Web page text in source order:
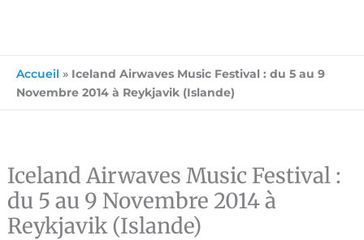
Accueil » Iceland Airwaves Music Festival : du 5 au 9
Novembre 2014 à Reykjavik (Islande)
Iceland Airwaves Music Festival :
du 5 au 9 Novembre 2014 à
Reykjavik (Islande)